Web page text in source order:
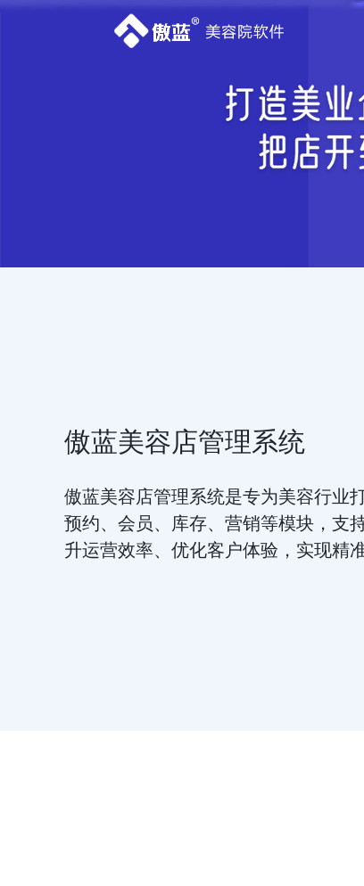
傲蓝美容店管理系统
傲蓝美容店管理系统是专为美容行业
预约、会员、库存、营销等模块，支
升运营效率、优化客户体验，实现精